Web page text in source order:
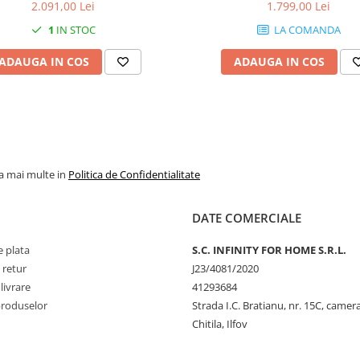
2.091,00 Lei
1 IN STOC
IN COS
1.799,00 Lei
LA COMANDA
ADAUGA IN COS
mai multe in Politica de Confidentialitate
plata
retur
DATE COMERCIALE
S.C. INFINITY FOR HOME S.R.L.
J23/4081/2020
41293684
Strada I.C. Bratianu, nr. 15C,
Chitila, Ilfov